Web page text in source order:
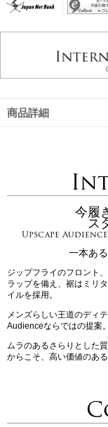
商品詳細
今履
ス
Upscape
一本あ
ジップフライのフロント
ラップを備え、裾はミリ
イルを採用。
メンズらしい王道のディ
Audienceならではの提案。
ムラのあるさらりとした
からこそ、高い価値のあ